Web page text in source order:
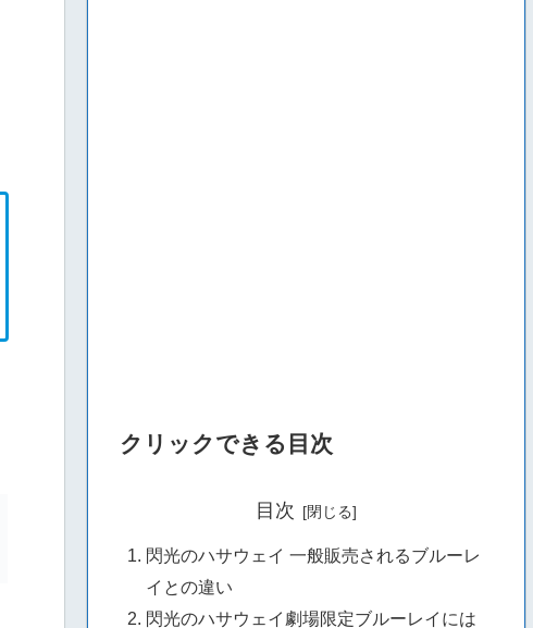
クリックできる目次
目次
閃光のハサウェイ 一般販売されるブルーレ
イとの違い
閃光のハサウェイ劇場限定ブルーレイには